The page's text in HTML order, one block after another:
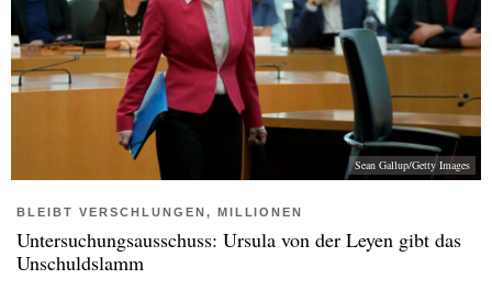
Sean Gallup/Getty Images
BLEIBT VERSCHLUNGEN, MILLIONEN
Untersuchungsausschuss: Ursula von der Leyen gibt das
Unschuldslamm